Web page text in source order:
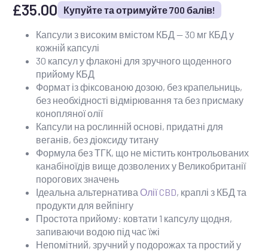
£35.00 Купуйте та отримуйте 700 балів!
Капсули з високим вмістом КБД — 30 мг КБД у
кожній капсулі
30 капсул у флаконі для зручного щоденного
прийому КБД
Формат із фіксованою дозою, без крапельниць,
без необхідності відмірювання та без присмаку
конопляної олії
Капсули на рослинній основі, придатні для
веганів, без діоксиду титану
Формула без ТГК, що не містить контрольованих
канабіноїдів вище дозволених у Великобританії
порогових значень
Ідеальна альтернатива Олії CBD, краплі з КБД та
продукти для вейпінгу
Простота прийому: ковтати 1 капсулу щодня,
запиваючи водою під час їжі
Непомітний, зручний у подорожах та простий у